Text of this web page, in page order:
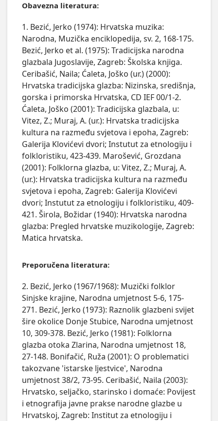
Obavezna literatura:
1. Bezić, Jerko (1974): Hrvatska muzika:
Narodna, Muzička enciklopedija, sv. 2, 168-175.
Bezić, Jerko et al. (1975): Tradicijska narodna
glazbala Jugoslavije, Zagreb: Školska knjiga.
Ceribašić, Naila; Ćaleta, Joško (ur.) (2000):
Hrvatska tradicijska glazba: Nizinska, središnja,
gorska i primorska Hrvatska, CD IEF 00/1-2.
Ćaleta, Joško (2001): Tradicijska glazbala, u:
Vitez, Z.; Muraj, A. (ur.): Hrvatska tradicijska
kultura na razmeđu svjetova i epoha, Zagreb:
Galerija Klovićevi dvori; Instutut za etnologiju i
folkloristiku, 423-439. Marošević, Grozdana
(2001): Folklorna glazba, u: Vitez, Z.; Muraj, A.
(ur.): Hrvatska tradicijska kultura na razmeđu
svjetova i epoha, Zagreb: Galerija Klovićevi
dvori; Instutut za etnologiju i folkloristiku, 409-
421. Širola, Božidar (1940): Hrvatska narodna
glazba: Pregled hrvatske muzikologije, Zagreb:
Matica hrvatska.
Preporučena literatura:
2. Bezić, Jerko (1967/1968): Muzički folklor
Sinjske krajine, Narodna umjetnost 5-6, 175-
271. Bezić, Jerko (1973): Raznolik glazbeni svijet
šire okolice Donje Stubice, Narodna umjetnost
10, 309-378. Bezić, Jerko (1981): Folklorna
glazba otoka Zlarina, Narodna umjetnost 18,
27-148. Bonifačić, Ruža (2001): O problematici
takozvane 'istarske ljestvice', Narodna
umjetnost 38/2, 73-95. Ceribašić, Naila (2003):
Hrvatsko, seljačko, starinsko i domaće: Povijest
i etnografija javne prakse narodne glazbe u
Hrvatskoj, Zagreb: Institut za etnologiju i